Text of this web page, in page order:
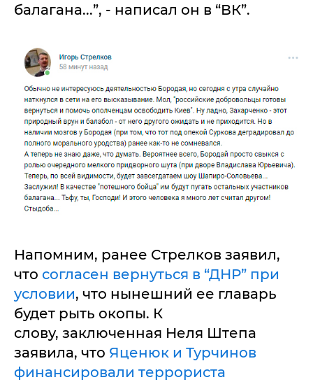
балагана...”, - написал он в “ВК”.
Напомним, ранее Стрелков заявил,
что согласен вернуться в “ДНР” при
условии, что нынешний ее главарь
будет рыть окопы. К
слову, заключенная Неля Штепа
заявила, что Яценюк и Турчинов
финансировали террориста